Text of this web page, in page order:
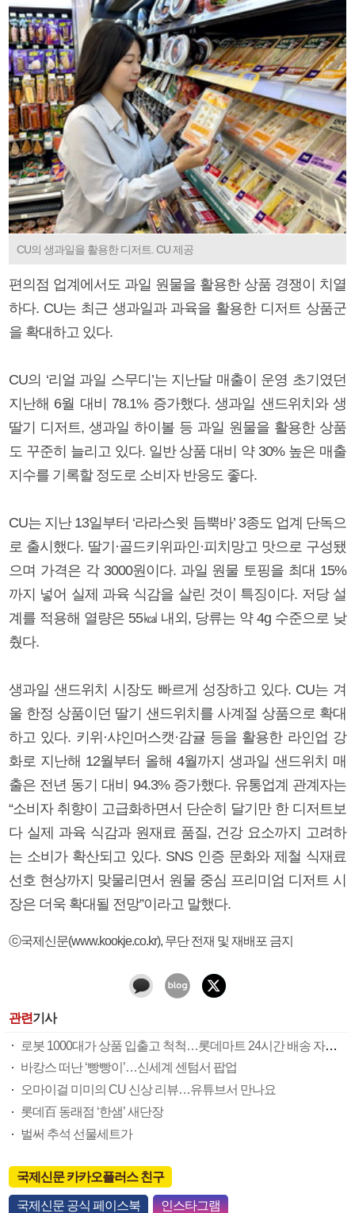
CU의 생과일을 활용한 디저트. CU 제공
편의점 업계에서도 과일 원물을 활용한 상품 경쟁이 치열
하다. CU는 최근 생과일과 과육을 활용한 디저트 상품군
을 확대하고 있다.
CU의 ‘리얼 과일 스무디’는 지난달 매출이 운영 초기였던
지난해 6월 대비 78.1% 증가했다. 생과일 샌드위치와 생
딸기 디저트, 생과일 하이볼 등 과일 원물을 활용한 상품
도 꾸준히 늘리고 있다. 일반 상품 대비 약 30% 높은 매출
지수를 기록할 정도로 소비자 반응도 좋다.
CU는 지난 13일부터 ‘라라스윗 듬뿍바’ 3종도 업계 단독으
로 출시했다. 딸기·골드키위파인·피치망고 맛으로 구성됐
으며 가격은 각 3000원이다. 과일 원물 토핑을 최대 15%
까지 넣어 실제 과육 식감을 살린 것이 특징이다. 저당 설
계를 적용해 열량은 55㎉ 내외, 당류는 약 4g 수준으로 낮
췄다.
생과일 샌드위치 시장도 빠르게 성장하고 있다. CU는 겨
울 한정 상품이던 딸기 샌드위치를 사계절 상품으로 확대
하고 있다. 키위·샤인머스캣·감귤 등을 활용한 라인업 강
화로 지난해 12월부터 올해 4월까지 생과일 샌드위치 매
출은 전년 동기 대비 94.3% 증가했다. 유통업계 관계자는
“소비자 취향이 고급화하면서 단순히 달기만 한 디저트보
다 실제 과육 식감과 원재료 품질, 건강 요소까지 고려하
는 소비가 확산되고 있다. SNS 인증 문화와 제철 식재료
선호 현상까지 맞물리면서 원물 중심 프리미엄 디저트 시
장은 더욱 확대될 전망”이라고 말했다.
ⓒ국제신문(www.kookje.co.kr), 무단 전재 및 재배포 금지
관련기사
로봇 1000대가 상품 입출고 척척…롯데마트 24시간 배송 자동화
바캉스 떠난 ‘빵빵이’…신세계 센텀서 팝업
오마이걸 미미의 CU 신상 리뷰…유튜브서 만나요
롯데百 동래점 ‘한샘’ 새단장
벌써 추석 선물세트가
국제신문 카카오플러스 친구
국제신문 공식 페이스북 인스타그램